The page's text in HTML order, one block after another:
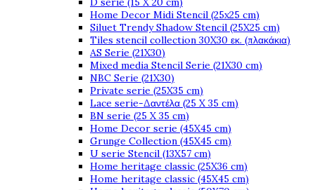
Home Decor Midi Stencil (25x25 cm)
Siluet Trendy Shadow Stencil (25X25 cm)
Tiles stencil collection 30X30 εκ. (πλακάκια)
AS Serie (21X30)
Mixed media Stencil Serie (21X30 cm)
NBC Serie (21X30)
Private serie (25X35 cm)
Lace serie-Δαντέλα (25 X 35 cm)
BN serie (25 X 35 cm)
Home Decor serie (45X45 cm)
Grunge Collection (45X45 cm)
U serie Stencil (13X57 cm)
Home heritage classic (25X36 cm)
Home heritage classic (45X45 cm)